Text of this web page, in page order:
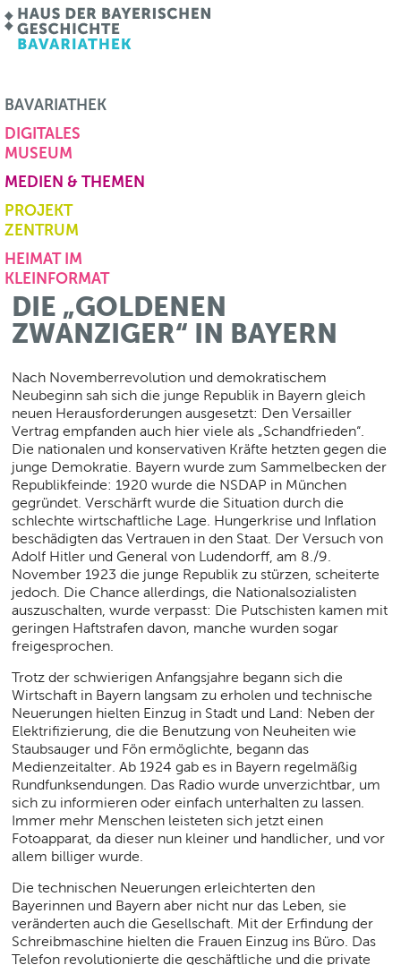
BAVARIATHEK
DIGITALES
MUSEUM
MEDIEN & THEMEN
PROJEKT
ZENTRUM
HEIMAT IM
KLEINFORMAT
DIE „GOLDENEN
ZWANZIGER“ IN BAYERN
Nach Novemberrevolution und demokratischem
Neubeginn sah sich die junge Republik in Bayern gleich
neuen Herausforderungen ausgesetzt: Den Versailler
Vertrag empfanden auch hier viele als „Schandfrieden“.
Die nationalen und konservativen Kräfte hetzten gegen die
junge Demokratie. Bayern wurde zum Sammelbecken der
Republikfeinde: 1920 wurde die NSDAP in München
gegründet. Verschärft wurde die Situation durch die
schlechte wirtschaftliche Lage. Hungerkrise und Inflation
beschädigten das Vertrauen in den Staat. Der Versuch von
Adolf Hitler und General von Ludendorff, am 8./9.
November 1923 die junge Republik zu stürzen, scheiterte
jedoch. Die Chance allerdings, die Nationalsozialisten
auszuschalten, wurde verpasst: Die Putschisten kamen mit
geringen Haftstrafen davon, manche wurden sogar
freigesprochen.
Trotz der schwierigen Anfangsjahre begann sich die
Wirtschaft in Bayern langsam zu erholen und technische
Neuerungen hielten Einzug in Stadt und Land: Neben der
Elektrifizierung, die die Benutzung von Neuheiten wie
Staubsauger und Fön ermöglichte, begann das
Medienzeitalter. Ab 1924 gab es in Bayern regelmäßig
Rundfunksendungen. Das Radio wurde unverzichtbar, um
sich zu informieren oder einfach unterhalten zu lassen.
Immer mehr Menschen leisteten sich jetzt einen
Fotoapparat, da dieser nun kleiner und handlicher, und vor
allem billiger wurde.
Die technischen Neuerungen erleichterten den
Bayerinnen und Bayern aber nicht nur das Leben, sie
veränderten auch die Gesellschaft. Mit der Erfindung der
Schreibmaschine hielten die Frauen Einzug ins Büro. Das
Telefon revolutionierte die geschäftliche und die private